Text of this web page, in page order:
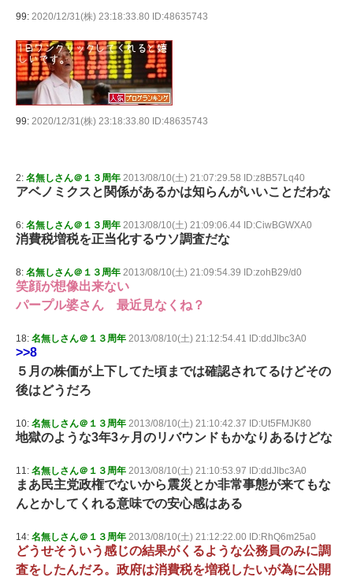
99: 2020/12/31(株) 23:18:33.80 ID:48635743
99: 2020/12/31(株) 23:18:33.80 ID:48635743
2: 名無しさん＠１３周年 2013/08/10(土) 21:07:29.58 ID:z8B57Lq40
アベノミクスと関係があるかは知らんがいいことだわな
6: 名無しさん＠１３周年 2013/08/10(土) 21:09:06.44 ID:CiwBGWXA0
消費税増税を正当化するウソ調査だな
8: 名無しさん＠１３周年 2013/08/10(土) 21:09:54.39 ID:zohB29/d0
笑顔が想像出来ない
パープル婆さん 最近見なくね？
18: 名無しさん＠１３周年 2013/08/10(土) 21:12:54.41 ID:ddJlbc3A0
>>8
５月の株価が上下してた頃までは確認されてるけどその
後はどうだろ
10: 名無しさん＠１３周年 2013/08/10(土) 21:10:42.37 ID:Ut5FMJK80
地獄のような3年3ヶ月のリバウンドもかなりあるけどな
11: 名無しさん＠１３周年 2013/08/10(土) 21:10:53.97 ID:ddJlbc3A0
まあ民主党政権でないから震災とか非常事態が来てもな
んとかしてくれる意味での安心感はある
14: 名無しさん＠１３周年 2013/08/10(土) 21:12:22.00 ID:RhQ6m25a0
どうせそういう感じの結果がくるような公務員のみに調
査をしたんだろ。政府は消費税を増税したいが為に公開